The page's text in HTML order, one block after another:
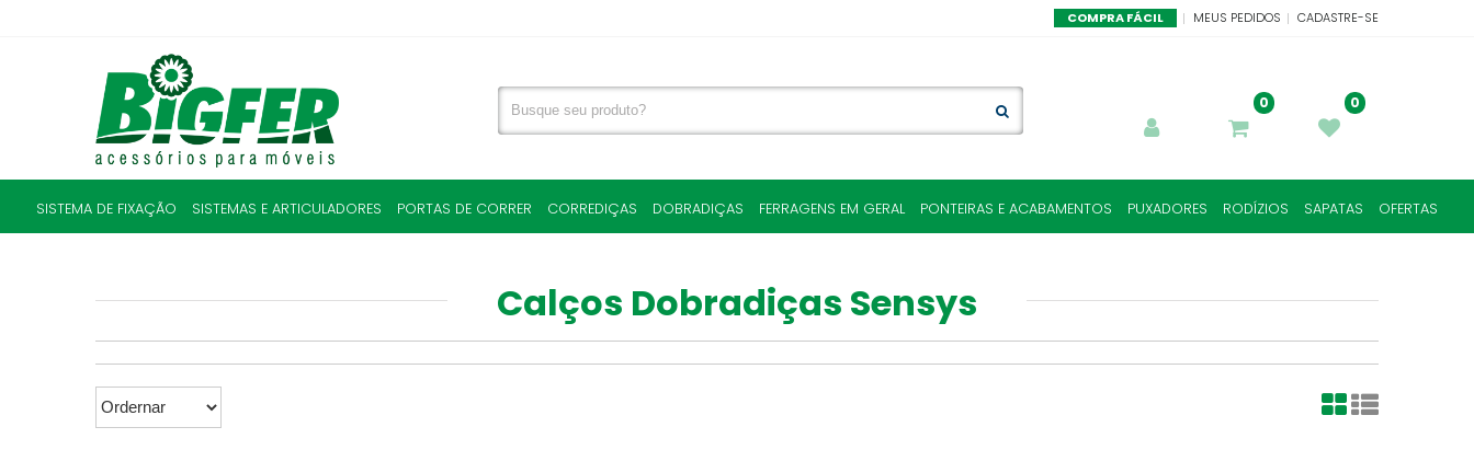
CADASTRE-SE
MEUS PEDIDOS
COMPRA FÁCIL
0 0
SISTEMA DE FIXAÇÃO SISTEMAS E ARTICULADORES PORTAS DE CORRER CORREDIÇAS DOBRADIÇAS FERRAGENS EM GERAL PONTEIRAS E ACABAMENTOS PUXADORES RODÍZIOS SAPATAS OFERTAS
Calços Dobradiças Sensys